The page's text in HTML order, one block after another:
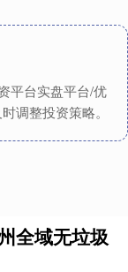
平台实盘平台/优
调整投资策略。
全域无垃圾